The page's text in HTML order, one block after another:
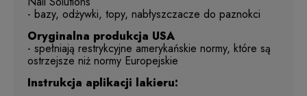
- bazy, odżywki, topy, nabłyszczacze do paznokci
Oryginalna produkcja USA
- spełniają restrykcyjne amerykańskie normy, które są
ostrzejsze niż normy Europejskie
Instrukcja aplikacji lakieru: